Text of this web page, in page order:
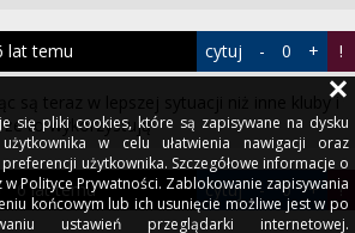
są teraz w lepszej sytuacji niż inne kluby i
że to wykorzystują
lat temu cytuj - 0 + !
6 lat temu cytuj - 0 + !
się pliki cookies, które są zapisywane na dysku
w celu ułatwienia nawigacji oraz
użytkownika. Szczegółowe informacje o
Polityce Prywatności. Zablokowanie zapisywania
końcowym lub ich usunięcie możliwe jest w po
ustawień przeglądarki internetowej.